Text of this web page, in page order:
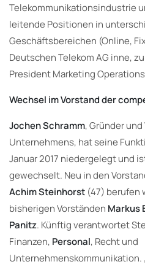
Telekommunikationsindustrie
leitende Positionen in
Geschäftsbereichen (Online,
Deutschen Telekom AG inne,
President Marketing
Wechsel im Vorstand der
Jochen Schramm, Gründer
Unternehmens, hat seine
Januar 2017 niedergelegt und
gewechselt. Neu in den
Achim Steinhorst (47) berufen
bisherigen Vorständen Markus
Panitz. Künftig verantwortet
Finanzen, Personal, Recht und
Unternehmenskommunikation.